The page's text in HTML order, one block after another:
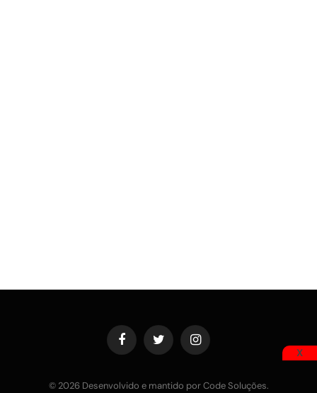
FacebookTwitter Instagram
© 2026 Desenvolvido e mantido por Code Soluções.
X